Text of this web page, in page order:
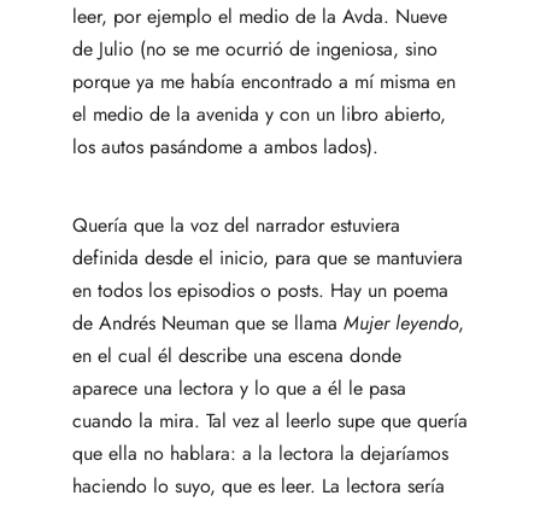
leer, por ejemplo el medio de la Avda. Nueve
de Julio (no se me ocurrió de ingeniosa, sino
porque ya me había encontrado a mí misma en
el medio de la avenida y con un libro abierto,
los autos pasándome a ambos lados).
Quería que la voz del narrador estuviera
definida desde el inicio, para que se mantuviera
en todos los episodios o posts. Hay un poema
de Andrés Neuman que se llama Mujer leyendo,
en el cual él describe una escena donde
aparece una lectora y lo que a él le pasa
cuando la mira. Tal vez al leerlo supe que quería
que ella no hablara: a la lectora la dejaríamos
haciendo lo suyo, que es leer. La lectora sería